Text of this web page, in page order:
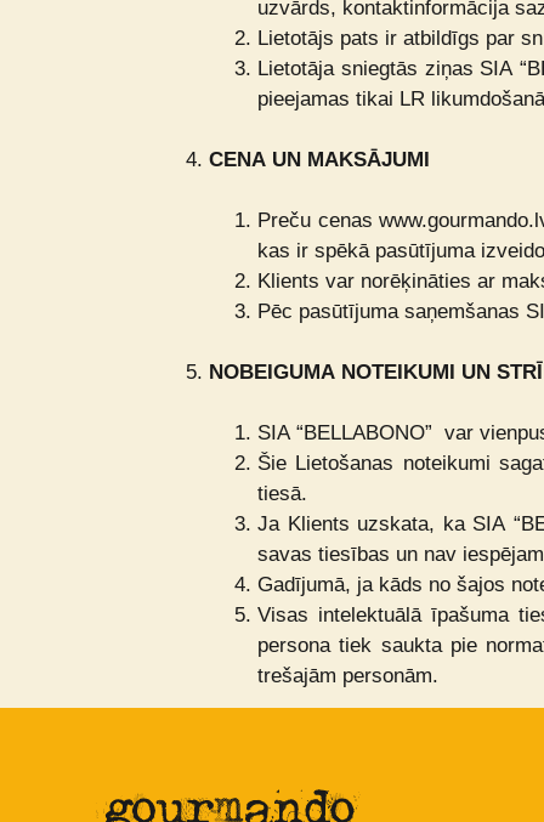
uzvārds, kontaktinformācija
Lietotājs pats ir atbildīgs par
Lietotāja sniegtās ziņas SIA
pieejamas tikai LR
CENA UN MAKSĀJUMI
Preču cenas
kas ir spēkā pasūtījuma
Klients var norēķināties ar
Pēc pasūtījuma saņemšanas
NOBEIGUMA NOTEIKUMI UN
SIA “BELLABONO” var
Šie Lietošanas noteikumi
tiesā.
Ja Klients uzskata, ka SIA
savas tiesības un nav
Gadījumā, ja kāds no šajos
Visas intelektuālā īpašuma
persona tiek saukta pie
trešajām personām.